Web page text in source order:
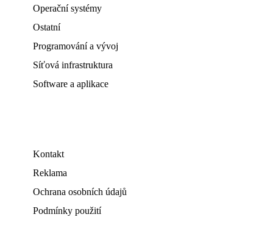
Operační systémy
Ostatní
Programování a vývoj
Síťová infrastruktura
Software a aplikace
Kontakt
Reklama
Ochrana osobních údajů
Podmínky použití